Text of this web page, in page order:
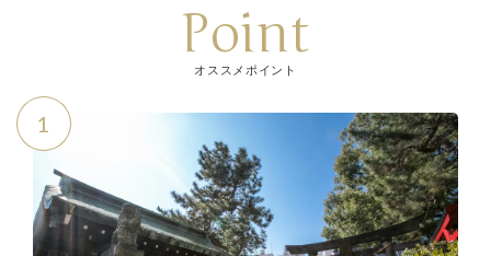
Point
オススメポイント
1